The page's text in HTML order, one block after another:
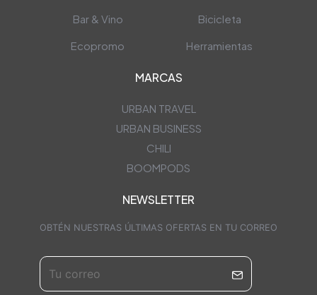
Bar & Vino
Bicicleta
Ecopromo
Herramientas
MARCAS
URBAN TRAVEL
URBAN BUSINESS
CHILI
BOOMPODS
NEWSLETTER
OBTÉN NUESTRAS ÚLTIMAS OFERTAS EN TU CORREO